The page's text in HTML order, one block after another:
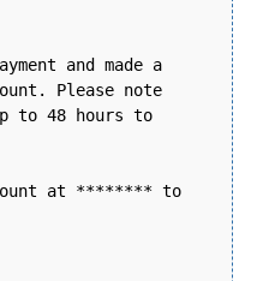
and made a
Please note
to 48 hours to
at ******** to